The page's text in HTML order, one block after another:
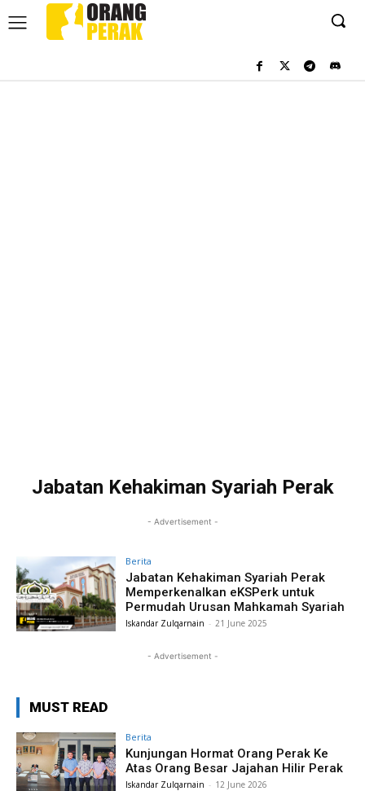
Jabatan Kehakiman Syariah Perak
- Advertisement -
Berita
Jabatan Kehakiman Syariah Perak
Memperkenalkan eKSPerk untuk
Permudah Urusan Mahkamah Syariah
Iskandar Zulqarnain - 21 June 2025
- Advertisement -
MUST READ
Berita
Kunjungan Hormat Orang Perak Ke
Atas Orang Besar Jajahan Hilir Perak
Iskandar Zulqarnain - 12 June 2026